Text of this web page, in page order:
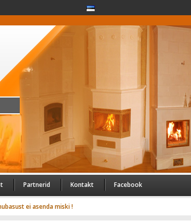
Partnerid Kontakt Facebook
ei asenda miski !